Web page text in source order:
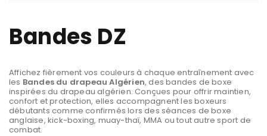
Bandes DZ
Affichez fièrement vos couleurs à chaque entraînement avec
les Bandes du drapeau Algérien, des bandes de boxe
inspirées du drapeau algérien. Conçues pour offrir maintien,
confort et protection, elles accompagnent les boxeurs
débutants comme confirmés lors des séances de boxe
anglaise, kick-boxing, muay-thaï, MMA ou tout autre sport de
combat.